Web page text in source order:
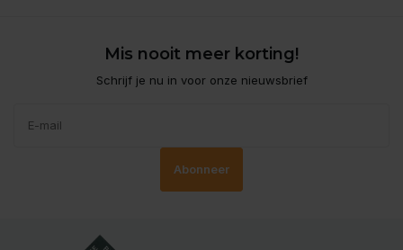
Mis nooit meer korting!
Schrijf je nu in voor onze nieuwsbrief
Abonneer